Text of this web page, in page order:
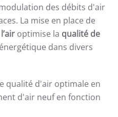
des débits d'air
La mise en place de
optimise la qualité de
dans divers
qualité d'air optimale en
d'air neuf en fonction